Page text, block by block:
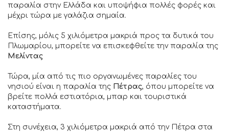
παραλία στην Ελλάδα και υποψήφια πολλές φορές και
μέχρι τώρα με γαλάζια σημαία.
Επίσης, μόλις 5 χιλιόμετρα μακριά προς τα δυτικά του
Πλωμαρίου, μπορείτε να επισκεφθείτε την παραλία της
Μελίντας
Τώρα, μία από τις πιο οργανωμένες παραλίες του
νησιού είναι η παραλία της Πέτρας, όπου μπορείτε να
βρείτε πολλά εστιατόρια, μπαρ και τουριστικά
καταστήματα.
Στη συνέχεια, 3 χιλιόμετρα μακριά από την Πέτρα στα